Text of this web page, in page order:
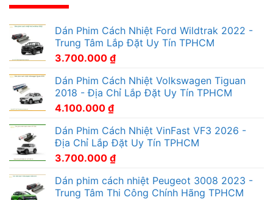
Dán Phim Cách Nhiệt Ford Wildtrak 2022 -
Trung Tâm Lắp Đặt Uy Tín TPHCM
3.700.000 ₫
Dán Phim Cách Nhiệt Volkswagen Tiguan
2018 - Địa Chỉ Lắp Đặt Uy Tín TPHCM
4.100.000 ₫
Dán Phim Cách Nhiệt VinFast VF3 2026 -
Địa Chỉ Lắp Đặt Uy Tín TPHCM
3.700.000 ₫
Dán phim cách nhiệt Peugeot 3008 2023 -
Trung Tâm Thi Công Chính Hãng TPHCM